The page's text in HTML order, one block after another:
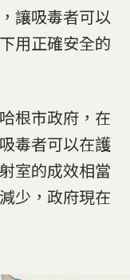
讓吸毒者可以
用正確安全的
根市政府，在
毒者可以在護
室的成效相當
少，政府現在